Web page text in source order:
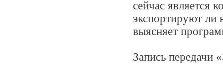
сейчас является
экспортируют ли
выясняет
Запись передачи